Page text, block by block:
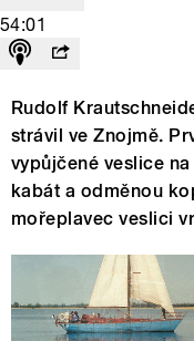
54:01
Rudolf
strávil ve Znojmě.
vypůjčené veslice
kabát a odměnou
mořeplavec veslici